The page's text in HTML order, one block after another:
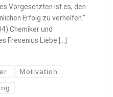
Vorgesetzten ist es, den
Erfolg zu verhelfen.“
Chemiker und
Fresenius Liebe […]
Motivation